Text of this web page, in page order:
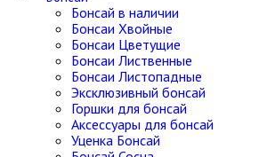
Бонсай в наличии
Бонсаи Хвойные
Бонсаи Цветущие
Бонсаи Лиственные
Бонсаи Листопадные
Эксклюзивный бонсай
Горшки для бонсай
Аксессуары для бонсай
Уценка Бонсай